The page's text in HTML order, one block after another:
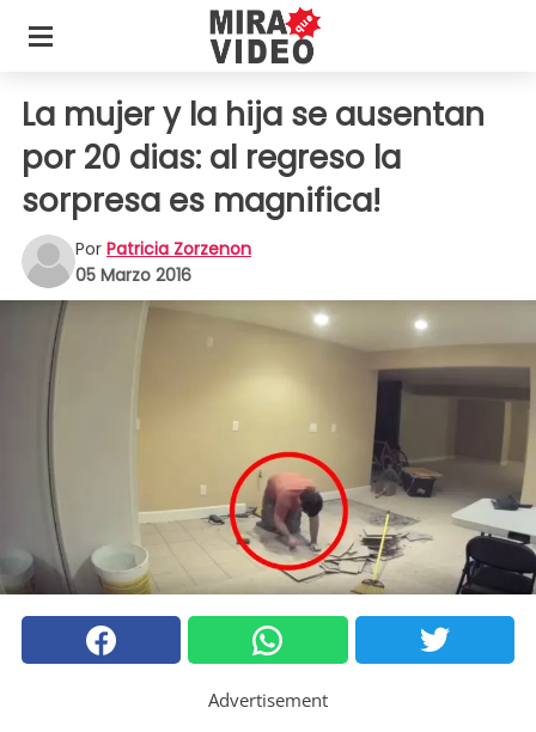
La mujer y la hija se ausentan
por 20 dias: al regreso la
sorpresa es magnifica!
Por Patricia Zorzenon
05 Marzo 2016
Advertisement